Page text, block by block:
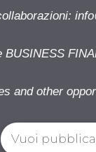
and other
Vuoi